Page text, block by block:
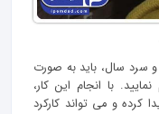
سرد سال، باید به صورت
با انجام این کار،
کرده و می تواند کارکرد